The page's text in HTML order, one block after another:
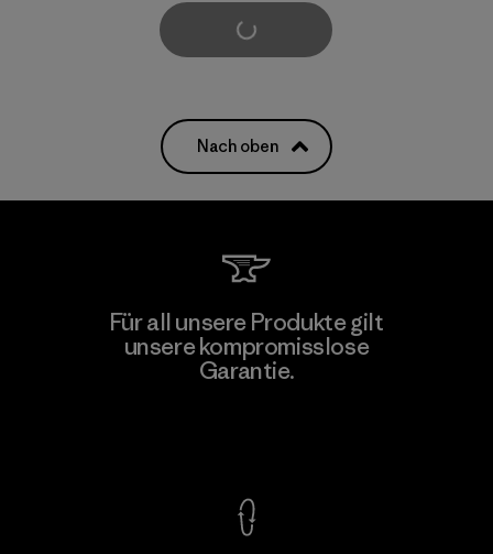
weitere laden
Nach oben
Für all unsere Produkte gilt
unsere kompromisslose
Garantie.